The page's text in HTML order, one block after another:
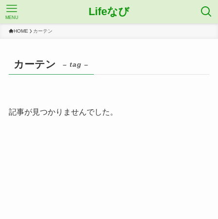
Lifeなび
MENU
HOME カーテン
カーテン – tag –
記事が見つかりませんでした。